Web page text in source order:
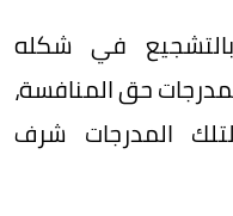
في شكله
حق المنافسة،
المدرجات شرف